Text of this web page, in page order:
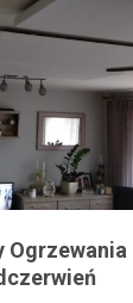
Ogrzewania